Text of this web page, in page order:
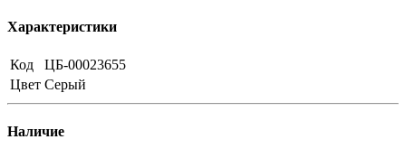
Характеристики
Код
ЦБ-00023655
Цвет Серый
Наличие